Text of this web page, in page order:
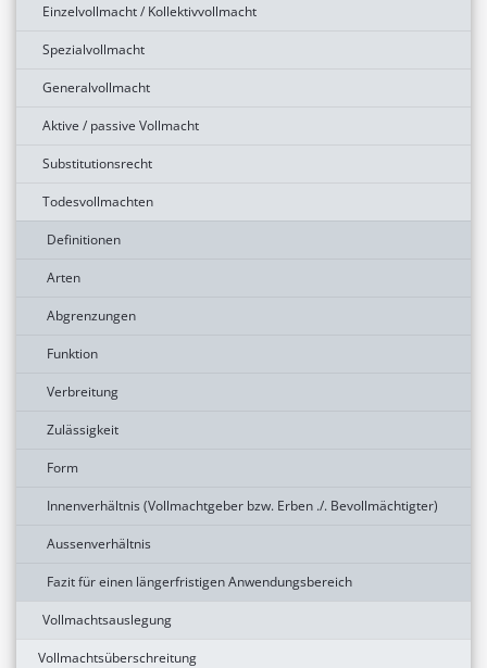
Einzelvollmacht / Kollektivvollmacht
Spezialvollmacht
Generalvollmacht
Aktive / passive Vollmacht
Substitutionsrecht
Todesvollmachten
Definitionen
Arten
Abgrenzungen
Funktion
Verbreitung
Zulässigkeit
Form
Innenverhältnis (Vollmachtgeber bzw. Erben ./. Bevollmächtigter)
Aussenverhältnis
Fazit für einen längerfristigen Anwendungsbereich
Vollmachtsauslegung
Vollmachtsüberschreitung